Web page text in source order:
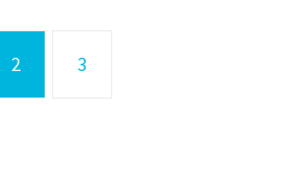
2 3